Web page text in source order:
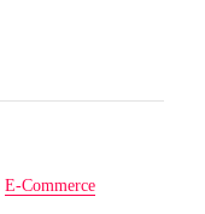
E-Commerce